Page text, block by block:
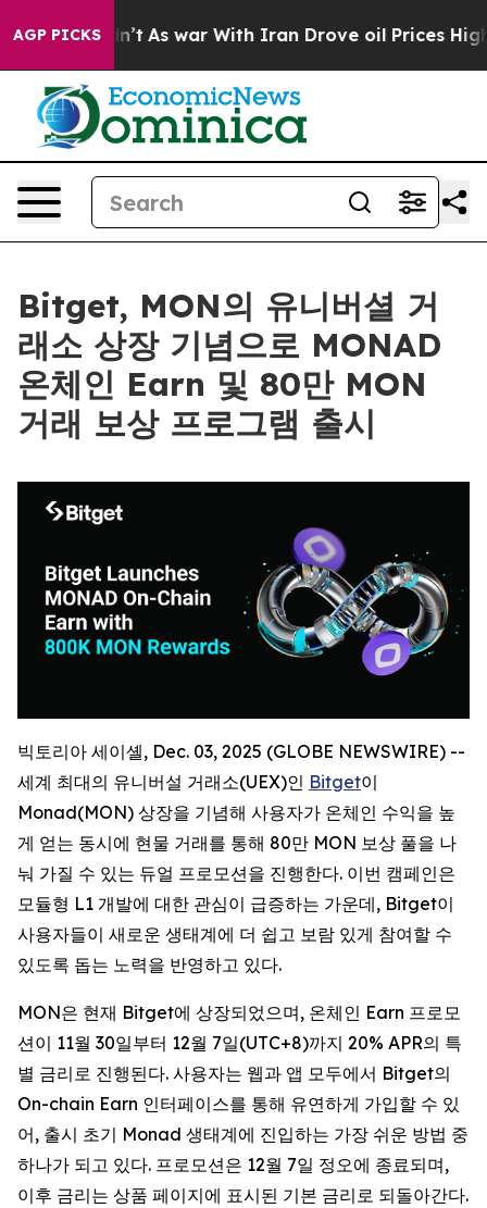
AGP PICKS
it Didn’t As war With Iran Drove oil Prices Higher,
Bitget, MON의 유니버셜 거
래소 상장 기념으로 MONAD
온체인 Earn 및 80만 MON
거래 보상 프로그램 출시
빅토리아 세이셸, Dec. 03, 2025 (GLOBE NEWSWIRE) --
세계 최대의 유니버설 거래소(UEX)인 Bitget이
Monad(MON) 상장을 기념해 사용자가 온체인 수익을 높
게 얻는 동시에 현물 거래를 통해 80만 MON 보상 풀을 나
눠 가질 수 있는 듀얼 프로모션을 진행한다. 이번 캠페인은
모듈형 L1 개발에 대한 관심이 급증하는 가운데, Bitget이
사용자들이 새로운 생태계에 더 쉽고 보람 있게 참여할 수
있도록 돕는 노력을 반영하고 있다.
MON은 현재 Bitget에 상장되었으며, 온체인 Earn 프로모
션이 11월 30일부터 12월 7일(UTC+8)까지 20% APR의 특
별 금리로 진행된다. 사용자는 웹과 앱 모두에서 Bitget의
On-chain Earn 인터페이스를 통해 유연하게 가입할 수 있
어, 출시 초기 Monad 생태계에 진입하는 가장 쉬운 방법 중
하나가 되고 있다. 프로모션은 12월 7일 정오에 종료되며,
이후 금리는 상품 페이지에 표시된 기본 금리로 되돌아간다.